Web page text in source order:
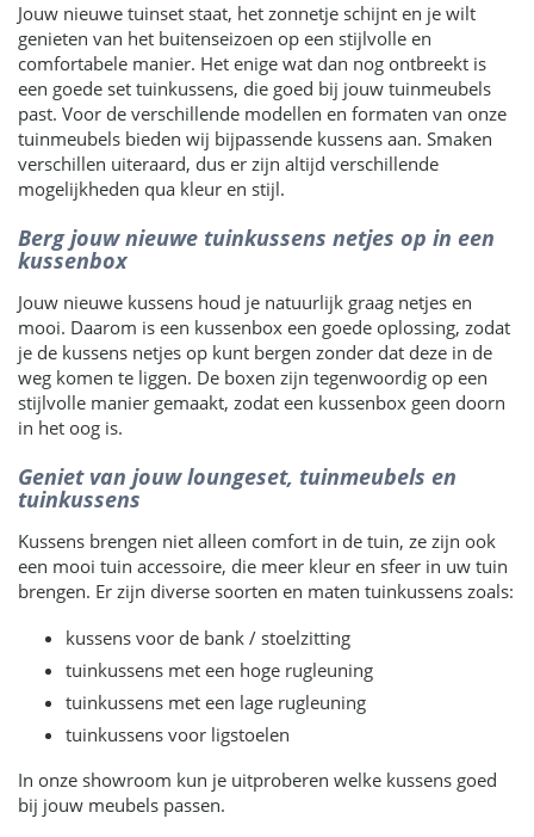
Jouw nieuwe tuinset staat, het zonnetje schijnt en je wilt
genieten van het buitenseizoen op een stijlvolle en
comfortabele manier. Het enige wat dan nog ontbreekt is
een goede set tuinkussens, die goed bij jouw tuinmeubels
past. Voor de verschillende modellen en formaten van onze
tuinmeubels bieden wij bijpassende kussens aan. Smaken
verschillen uiteraard, dus er zijn altijd verschillende
mogelijkheden qua kleur en stijl.
Berg jouw nieuwe tuinkussens netjes op in een
kussenbox
Jouw nieuwe kussens houd je natuurlijk graag netjes en
mooi. Daarom is een kussenbox een goede oplossing, zodat
je de kussens netjes op kunt bergen zonder dat deze in de
weg komen te liggen. De boxen zijn tegenwoordig op een
stijlvolle manier gemaakt, zodat een kussenbox geen doorn
in het oog is.
Geniet van jouw loungeset, tuinmeubels en
tuinkussens
Kussens brengen niet alleen comfort in de tuin, ze zijn ook
een mooi tuin accessoire, die meer kleur en sfeer in uw tuin
brengen. Er zijn diverse soorten en maten tuinkussens zoals:
kussens voor de bank / stoelzitting
tuinkussens met een hoge rugleuning
tuinkussens met een lage rugleuning
tuinkussens voor ligstoelen
In onze showroom kun je uitproberen welke kussens goed
bij jouw meubels passen.